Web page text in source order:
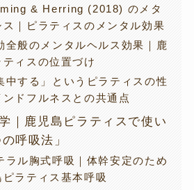
& Herring (2018) のメタ
ス｜ピラティスのメンタル効果
全般のメンタルヘルス効果｜鹿
ティスの位置づけ
中する」というピラティスの性
ンドフルネスとの共通点
｜鹿児島ピラティスで使い
呼吸法」
ラル胸式呼吸｜体幹安定のため
ラティス基本呼吸